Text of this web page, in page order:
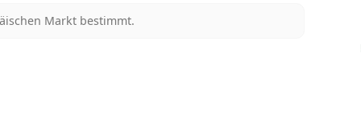
Markt bestimmt.